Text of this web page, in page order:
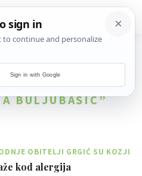
REZULTATA ZA
BULJUBAŠIĆ”
OBITELJI GRGIĆ SU KOZJI
MLIJEKA I SIRUTKE
kod alergija
Sign in with Google